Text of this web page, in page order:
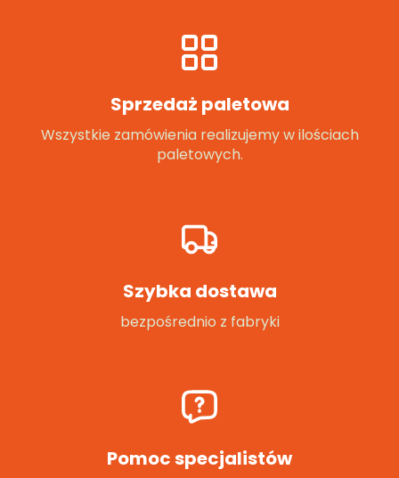
Sprzedaż paletowa
Wszystkie zamówienia realizujemy w ilościach
paletowych.
Szybka dostawa
bezpośrednio z fabryki
Pomoc specjalistów